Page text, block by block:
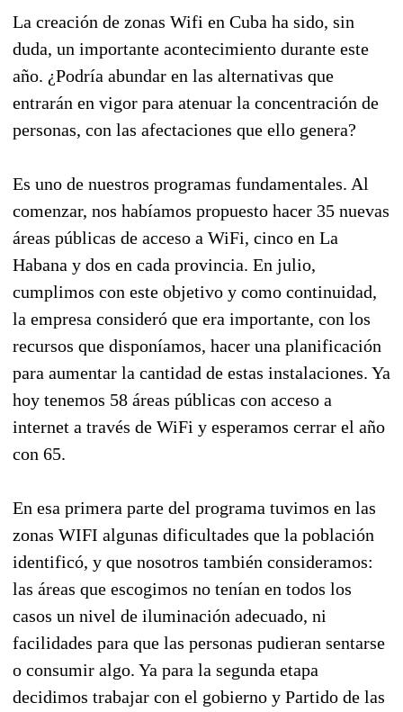
La creación de zonas Wifi en Cuba ha sido, sin
duda, un importante acontecimiento durante este
año. ¿Podría abundar en las alternativas que
entrarán en vigor para atenuar la concentración de
personas, con las afectaciones que ello genera?
Es uno de nuestros programas fundamentales. Al
comenzar, nos habíamos propuesto hacer 35 nuevas
áreas públicas de acceso a WiFi, cinco en La
Habana y dos en cada provincia. En julio,
cumplimos con este objetivo y como continuidad,
la empresa consideró que era importante, con los
recursos que disponíamos, hacer una planificación
para aumentar la cantidad de estas instalaciones. Ya
hoy tenemos 58 áreas públicas con acceso a
internet a través de WiFi y esperamos cerrar el año
con 65.
En esa primera parte del programa tuvimos en las
zonas WIFI algunas dificultades que la población
identificó, y que nosotros también consideramos:
las áreas que escogimos no tenían en todos los
casos un nivel de iluminación adecuado, ni
facilidades para que las personas pudieran sentarse
o consumir algo. Ya para la segunda etapa
decidimos trabajar con el gobierno y Partido de las